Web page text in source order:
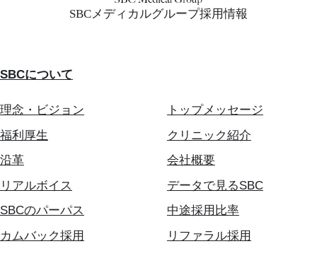
SBCメディカルグループ採用情報
SBCについて
理念・ビジョン
トップメッセージ
福利厚生
クリニック紹介
沿革
会社概要
リアルボイス
データで見るSBC
SBCのパーパス
中途採用比率
カムバック採用
リファラル採用